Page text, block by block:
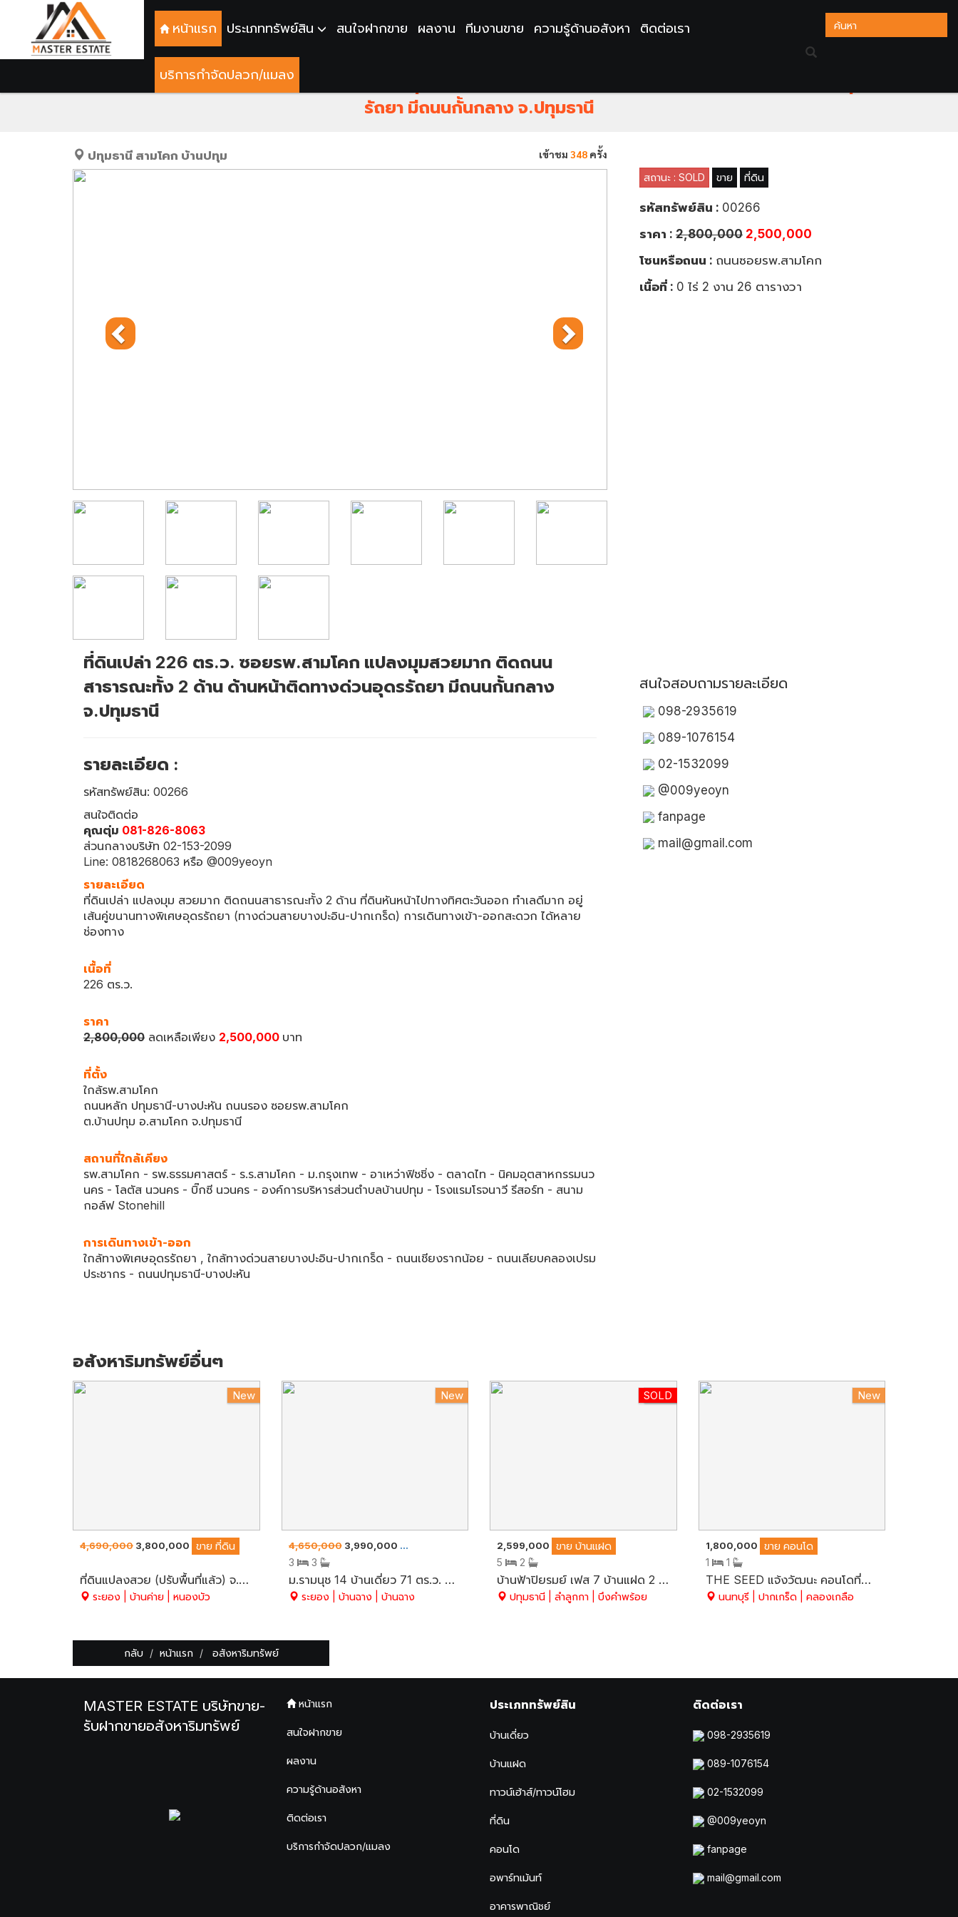
หน้าแรก ประเภททรัพย์สิน สนใจฝากขาย ผลงาน ทีมงานขาย ความรู้ด้านอสังหา ติดต่อเรา
บริการกำจัดปลวก/แมลง
ที่ดินเปล่า 226 ตร.ว. ซอยรพ.สามโคก แปลงมุมสวยมาก ติดถนนสาธารณะทั้ง 2 ด้าน ด้านหน้าติดทางด่วนอุดร
รัถยา มีถนนกั้นกลาง จ.ปทุมธานี
ปทุมธานี สามโคก บ้านปทุม เข้าชม 348 ครั้ง
สถานะ : SOLD ขาย ที่ดิน
รหัสทรัพย์สิน : 00266
ราคา : 2,800,000 2,500,000
โซนหรือถนน : ถนนซอยรพ.สามโคก
เนื้อที่ : 0 ไร่ 2 งาน 26 ตารางวา
ที่ดินเปล่า 226 ตร.ว. ซอยรพ.สามโคก แปลงมุมสวยมาก ติดถนน
สาธารณะทั้ง 2 ด้าน ด้านหน้าติดทางด่วนอุดรรัถยา มีถนนกั้นกลาง
จ.ปทุมธานี
รายละเอียด :
รหัสทรัพย์สิน: 00266
สนใจติดต่อ
คุณตุ่ม 081-826-8063
ส่วนกลางบริษัท 02-153-2099
Line: 0818268063 หรือ @009yeoyn
รายละเอียด
ที่ดินเปล่า แปลงมุม สวยมาก ติดถนนสาธารณะทั้ง 2 ด้าน ที่ดินหันหน้าไปทางทิศตะวันออก ทำเลดีมาก อยู่
เส้นคู่ขนานทางพิเศษอุดรรัถยา (ทางด่วนสายบางปะอิน-ปากเกร็ด) การเดินทางเข้า-ออกสะดวก ได้หลาย
ช่องทาง
เนื้อที่
226 ตร.ว.
ราคา
2,800,000 ลดเหลือเพียง 2,500,000 บาท
ที่ตั้ง
ใกล้รพ.สามโคก
ถนนหลัก ปทุมธานี-บางปะหัน ถนนรอง ซอยรพ.สามโคก
ต.บ้านปทุม อ.สามโคก จ.ปทุมธานี
สถานที่ใกล้เคียง
รพ.สามโคก - รพ.ธรรมศาสตร์ - ร.ร.สามโคก - ม.กรุงเทพ - อาเหว่าฟิชชิ่ง - ตลาดไท - นิคมอุตสาหกรรมนว
นคร - โลตัส นวนคร - บิ๊กซี นวนคร - องค์การบริหารส่วนตำบลบ้านปทุม - โรงแรมโรจนาวี รีสอร์ท - สนาม
กอล์ฟ Stonehill
การเดินทางเข้า-ออก
ใกล้ทางพิเศษอุดรรัถยา , ใกล้ทางด่วนสายบางปะอิน-ปากเกร็ด - ถนนเชียงรากน้อย - ถนนเลียบคลองเปรม
ประชากร - ถนนปทุมธานี-บางปะหัน
สนใจสอบถามรายละเอียด
098-2935619
089-1076154
02-1532099
@009yeoyn
fanpage
mail@gmail.com
อสังหาริมทรัพย์อื่นๆ
New
4,690,000 3,800,000 ขาย ที่ดิน
ที่ดินแปลงสวย (ปรับพื้นที่แล้ว) จ.ระยอง เนื้อที่ 5 ไร่ 52 ตร.ว. วิวภูเขา+ลำธาร อากาศดีมาก บนถนนสาย 36
ระยอง | บ้านค่าย | หนองบัว
New
4,650,000 3,990,000 ขาย
3
3
ม.รามนุช 14 บ้านเดี่ยว 71 ตร.ว. บ้านคุณภาพ โครงสร้างบ้านเป็นอิฐแดงทั้งหลัง น้ำไม่ท่วม มี 3 นอน 3 น้ำ อ.บ้านฉาง จ.ระยอง
ระยอง | บ้านฉาง | บ้านฉาง
New
SOLD
2,599,000 ขาย บ้านแฝด
5
2
บ้านฟ้าปิยรมย์ เฟส 7 บ้านแฝด 2 ชั้น เนื้อที่ 38 ตร.ว. ขายถูกมาก หน้าบ้านไม่ชนกับใคร บ้านเย็นสบาย+สวนร่มรื่น 5 ห้องนอน สวย พร้อมอยู่ อ.ลำลูกกา จ.ปทุมธานี
ปทุมธานี | ลำลูกกา | บึงคำพร้อย
New
1,800,000 ขาย คอนโด
1
1
THE SEED แจ้งวัฒนะ คอนโดที่ดีที่สุด ติดถนนแจ้งวัฒนะ ชั้นที่ 5 (วิวสระว่ายน้ำ) เป็นห้องสูท เนื้อที่ 30.78 ตรม. สวย-สะอาด พร้อมเฟอร์ฯ Built-in
นนทบุรี | ปากเกร็ด | คลองเกลือ
กลับ หน้าแรก อสังหาริมทรัพย์
MASTER ESTATE บริษัทขาย-
รับฝากขายอสังหาริมทรัพย์
หน้าแรก
สนใจฝากขาย
ผลงาน
ความรู้ด้านอสังหา
ติดต่อเรา
บริการกำจัดปลวก/แมลง
ประเภททรัพย์สิน
บ้านเดี่ยว
บ้านแฝด
ทาวน์เฮ้าส์/ทาวน์โฮม
ที่ดิน
คอนโด
อพาร์ทเม้นท์
อาคารพาณิชย์
ติดต่อเรา
098-2935619
089-1076154
02-1532099
@009yeoyn
fanpage
mail@gmail.com